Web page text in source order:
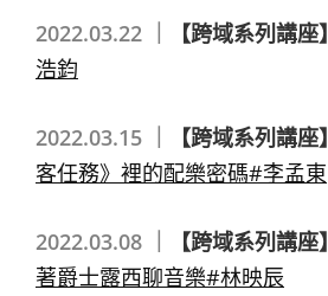
2022.03.22 ｜ 【跨域系列講座】
浩鈞
2022.03.15 ｜ 【跨域系列講座】
客任務》裡的配樂密碼#李孟東
2022.03.08 ｜ 【跨域系列講座】
著爵士露西聊音樂#林映辰